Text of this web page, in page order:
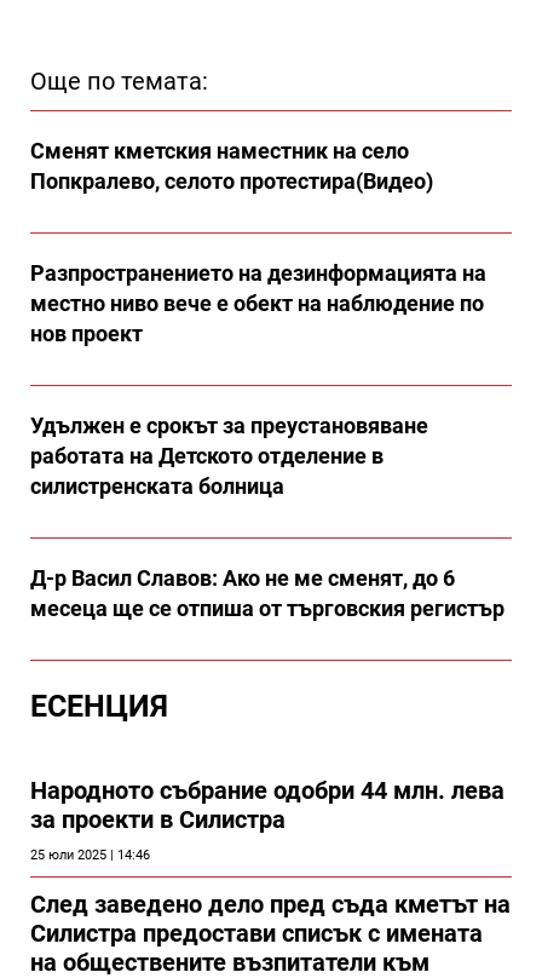
Още по темата:
Сменят кметския наместник на село
Попкралево, селото протестира(Видео)
Разпространението на дезинформацията на
местно ниво вече е обект на наблюдение по
нов проект
Удължен е срокът за преустановяване
работата на Детското отделение в
силистренската болница
Д-р Васил Славов: Ако не ме сменят, до 6
месеца ще се отпиша от търговския регистър
ЕСЕНЦИЯ
Народното събрание одобри 44 млн. лева
за проекти в Силистра
25 юли 2025 | 14:46
След заведено дело пред съда кметът на
Силистра предостави списък с имената
на обществените възпитатели към